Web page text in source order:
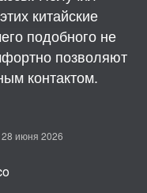
китайские
подобного не
позволяют
контактом.
28 июня 2026